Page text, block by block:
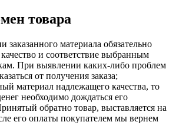
товара
заказанного материала обязательно
качество и соответствие выбранным
При выявлении каких-либо проблем
от получения заказа;
материал надлежащего качества, то
необходимо дождаться его
обратно товар, выставляется на
его оплаты покупателем мы вернем